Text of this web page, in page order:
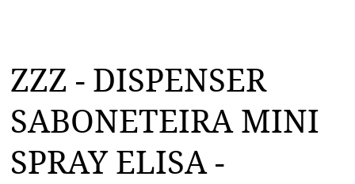
ZZZ - DISPENSER
SABONETEIRA MINI
SPRAY ELISA -